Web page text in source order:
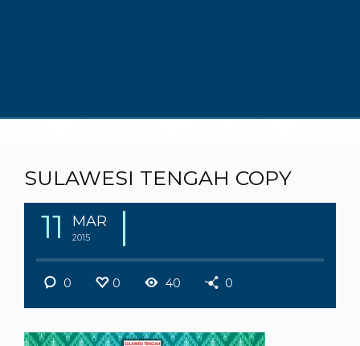
SULAWESI TENGAH COPY
11 MAR
2015
0 0 40 0